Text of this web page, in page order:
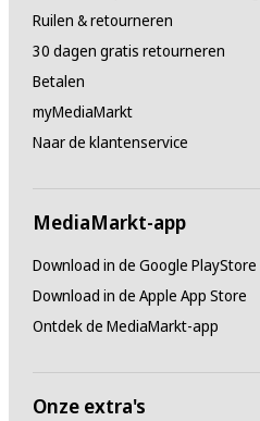
Ruilen & retourneren
30 dagen gratis retourneren
Betalen
myMediaMarkt
Naar de klantenservice
MediaMarkt-app
Download in de Google PlayStore
Download in de Apple App Store
Ontdek de MediaMarkt-app
Onze extra's